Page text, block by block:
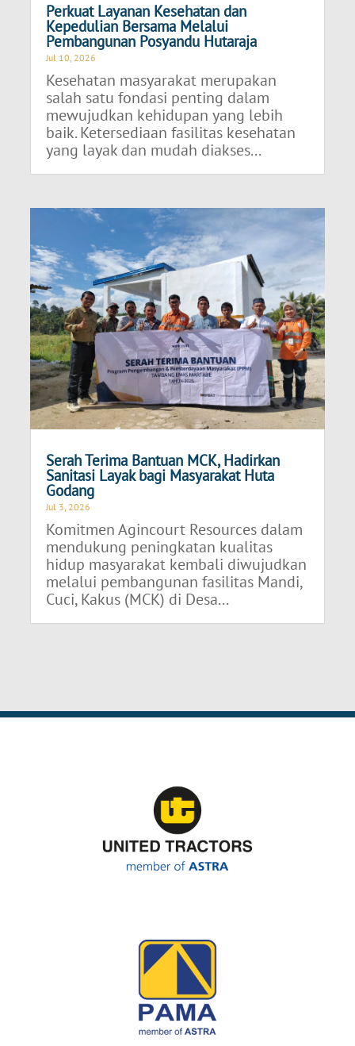
Perkuat Layanan Kesehatan dan
Kepedulian Bersama Melalui
Pembangunan Posyandu Hutaraja
Jul 10, 2026
Kesehatan masyarakat merupakan
salah satu fondasi penting dalam
mewujudkan kehidupan yang lebih
baik. Ketersediaan fasilitas kesehatan
yang layak dan mudah diakses...
Serah Terima Bantuan MCK, Hadirkan
Sanitasi Layak bagi Masyarakat Huta
Godang
Jul 3, 2026
Komitmen Agincourt Resources dalam
mendukung peningkatan kualitas
hidup masyarakat kembali diwujudkan
melalui pembangunan fasilitas Mandi,
Cuci, Kakus (MCK) di Desa...